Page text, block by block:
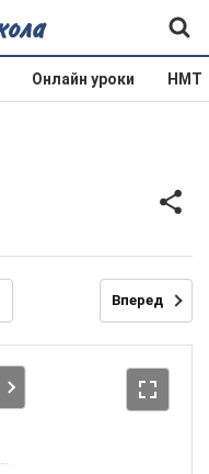
Онлайн уроки НМТ
Вперед